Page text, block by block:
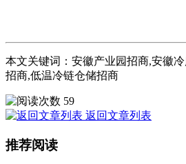
本文关键词：安徽产业园招商,安徽
招商,低温冷链仓储招商
59
返回文章列表
推荐阅读